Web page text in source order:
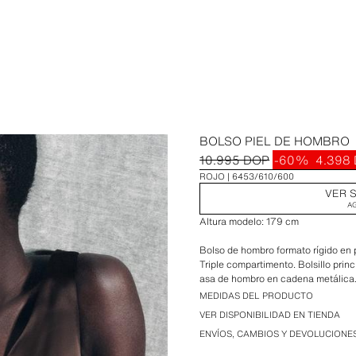
BOLSO PIEL DE HOMBRO
10.995 DOP -60% 4.398
ROJO 6453/610/600
VER
Altura modelo: 179 cm
Bolso de hombro formato rígido
Triple compartimento. Bolsillo
asa de hombro en cadena
MEDIDAS DEL PRODUCTO
VER DISPONIBILIDAD EN TIENDA
ENVÍOS, CAMBIOS Y